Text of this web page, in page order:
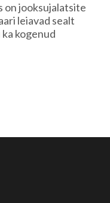
on jooksujalatsite
leiavad sealt
kogenud